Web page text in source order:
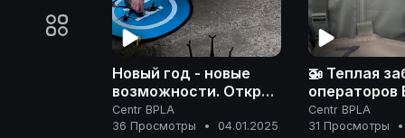
Новый год - новые
возможности. Открой
для себя мир дронов❕
Centr BPLA
36 Просмотры
• 04.01.2025
🚁 Теплая
операторов
новая сумка
пульта
Centr BPLA
31 Просмотры
•